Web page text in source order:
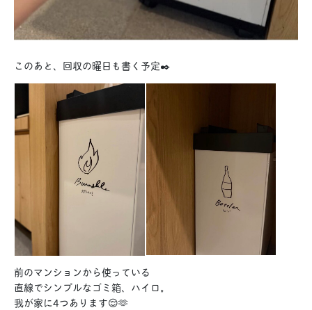
このあと、回収の曜日も書く予定✒️
前のマンションから使っている
直線でシンプルなゴミ箱、ハイロ。
我が家に4つあります😌🫶